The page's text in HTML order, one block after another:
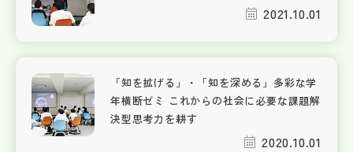
2021.10.01
「知を拡げる」・「知を深める」多彩な学
年横断ゼミ これからの社会に必要な課題解
決型思考力を耕す
2020.10.01